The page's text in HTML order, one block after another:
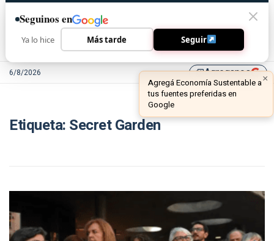
6/8/2026 library_addAgreganos ×
Agregá Economía Sustentable a
tus fuentes preferidas en
Google
Etiqueta: Secret Garden
Seguinos en
Ya lo hice Más tarde Seguir